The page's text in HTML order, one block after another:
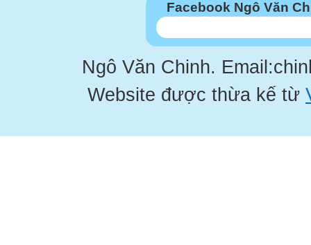
hợp với thiết kế trong giáo
và xem kĩ các hướng dẫn
CD) trước khi giảng dạy.
Facebook Ngô Văn
Ngô Văn Chinh.
Website được thừa kế từ